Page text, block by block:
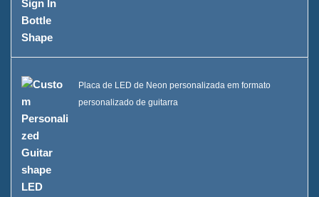
Catálogo
Caso
Balde de gelo quadrado de
LED Case E
Display de resina em formato
D X Case
Refrigerador de gelo com
Placa de LED de Neon personalizada em formato
personalizado de guitarra